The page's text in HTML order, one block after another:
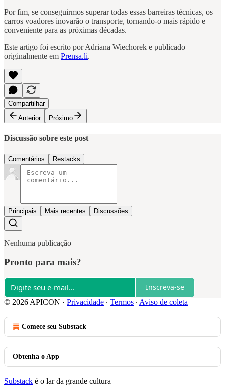
Por fim, se conseguirmos superar todas essas barreiras técnicas, os
carros voadores inovarão o transporte, tornando-o mais rápido e
conveniente para as próximas décadas.
Este artigo foi escrito por Adriana Wiechorek e publicado
originalmente em Prensa.li.
Compartilhar
Anterior
Próximo
Discussão sobre este post
Comentários Restacks
Principais Mais recentes Discussões
Nenhuma publicação
Pronto para mais?
Inscreva-se
© 2026 APICON · Privacidade ∙ Termos ∙ Aviso de coleta
Comece seu Substack
Obtenha o App
Substack é o lar da grande cultura